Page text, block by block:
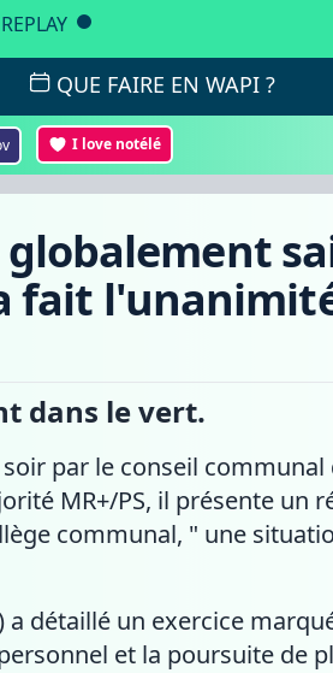
REPLAY
QUE FAIRE EN WAPI ?
I love notélé
fait
dans le vert.
par le conseil communal
MR+/PS, il présente un
communal, " une
a détaillé un exercice
et la poursuite de